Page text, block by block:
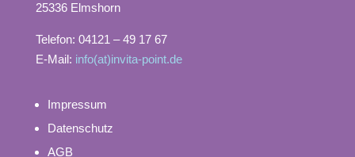
25336 Elmshorn
Telefon: 04121 – 49 17 67
E-Mail: info(at)invita-point.de
Impressum
Datenschutz
AGB